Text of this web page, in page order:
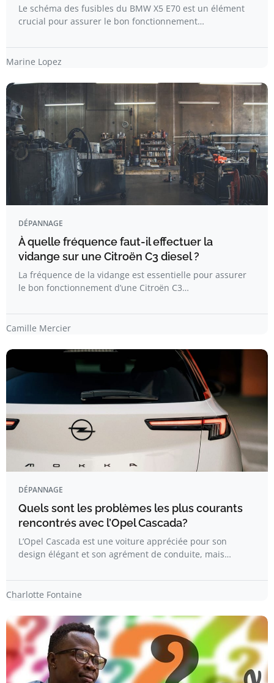
Le schéma des fusibles du BMW X5 E70 est un élément
crucial pour assurer le bon fonctionnement…
Marine Lopez
DÉPANNAGE
À quelle fréquence faut-il effectuer la
vidange sur une Citroën C3 diesel ?
La fréquence de la vidange est essentielle pour assurer
le bon fonctionnement d’une Citroën C3…
Camille Mercier
DÉPANNAGE
Quels sont les problèmes les plus courants
rencontrés avec l’Opel Cascada?
L’Opel Cascada est une voiture appréciée pour son
design élégant et son agrément de conduite, mais…
Charlotte Fontaine